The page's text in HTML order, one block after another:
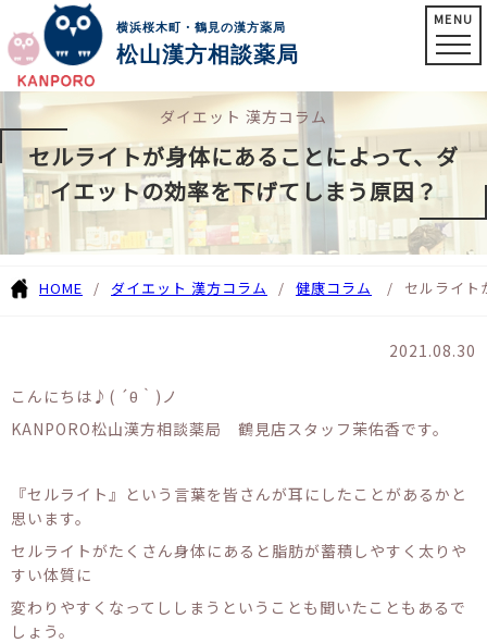
横浜桜木町・鶴見の漢方薬局
松山漢方相談薬局
MENU
ダイエット 漢方コラム
セルライトが身体にあることによって、ダ
イエットの効率を下げてしまう原因？
HOME ダイエット 漢方コラム 健康コラム セルライト
2021.08.30
こんにちは♪( ´θ｀)ノ
KANPORO松山漢方相談薬局 鶴見店スタッフ茉佑香です。
『セルライト』という言葉を皆さんが耳にしたことがあるかと
思います。
セルライトがたくさん身体にあると脂肪が蓄積しやすく太りや
すい体質に
変わりやすくなってししまうということも聞いたこともあるで
しょう。